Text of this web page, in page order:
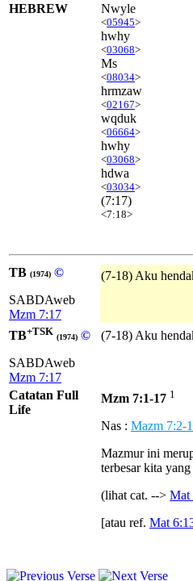
HEBREW
Nwyle
<05945>
hwhy
<03068>
Ms
<08034>
hrmzaw
<02167>
wqduk
<06664>
hwhy
<03068>
hdwa
<03034>
(7:17)
<7:18>
TB (1974) ©
SABDAweb
Mzm 7:17
(7-18) Aku
TB+TSK (1974) ©
SABDAweb
Mzm 7:17
(7-18) Aku
Catatan Full
Life
Mzm 7:1-17 1
Nas : Mazm 7:2-
Mazmur ini
terbesar kita
(lihat cat. --> Mat
[atau ref. Mat